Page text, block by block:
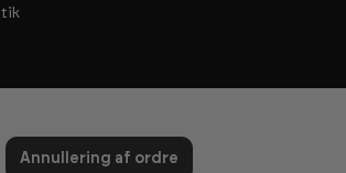
Annullering af ordre